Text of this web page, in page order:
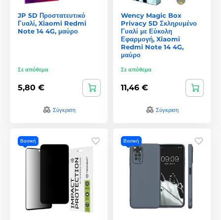
JP 5D Προστατευτικό
Γυαλί, Xiaomi Redmi
Note 14 4G, μαύρο
Σε απόθεμα
5,80 €
Σύγκριση
Wency Magic Box
Privacy 5D Σκληρυμένο
Γυαλί με Εύκολη
Εφαρμογή, Xiaomi
Redmi Note 14 4G,
μαύρο
Σε απόθεμα
11,46 €
Σύγκριση
Βασική Βασική